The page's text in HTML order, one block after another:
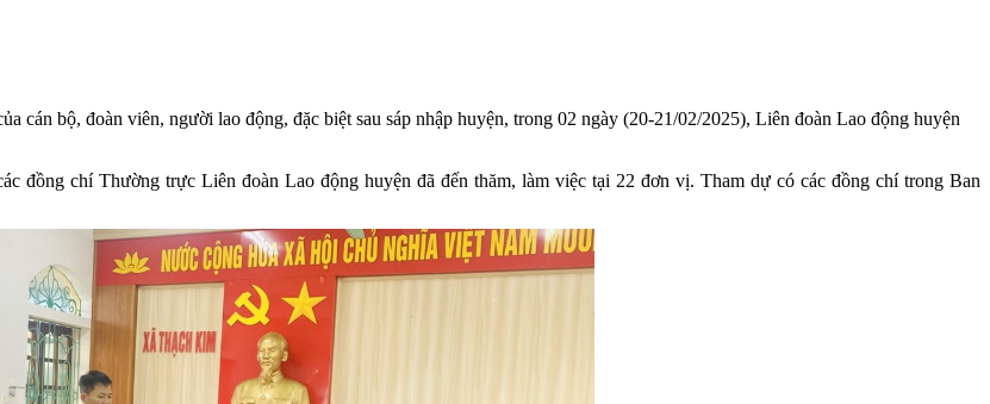
cán bộ, đoàn viên, người lao động, đặc biệt sau sáp nhập huyện, trong 02 ngày (20-21/02/2025), Liên đoàn Lao động huyện
đồng chí Thường trực Liên đoàn Lao động huyện đã đến thăm, làm việc tại 22 đơn vị. Tham dự có các đồng chí trong Ban